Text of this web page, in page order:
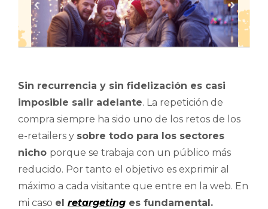
Sin recurrencia y sin fidelización es casi
imposible salir adelante. La repetición de
compra siempre ha sido uno de los retos de los
e-retailers y sobre todo para los sectores
nicho porque se trabaja con un público más
reducido. Por tanto el objetivo es exprimir al
máximo a cada visitante que entre en la web. En
mi caso el retargeting es fundamental.